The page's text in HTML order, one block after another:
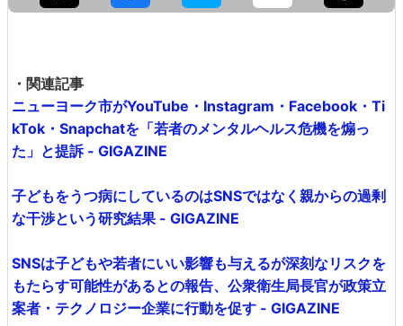
・関連記事
ニューヨーク市がYouTube・Instagram・Facebook・Ti
kTok・Snapchatを「若者のメンタルヘルス危機を煽っ
た」と提訴 - GIGAZINE
子どもをうつ病にしているのはSNSではなく親からの過剰
な干渉という研究結果 - GIGAZINE
SNSは子どもや若者にいい影響も与えるが深刻なリスクを
もたらす可能性があるとの報告、公衆衛生局長官が政策立
案者・テクノロジー企業に行動を促す - GIGAZINE